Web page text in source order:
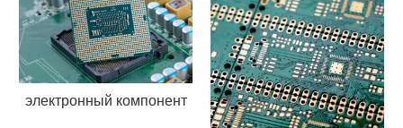
электронный компонент